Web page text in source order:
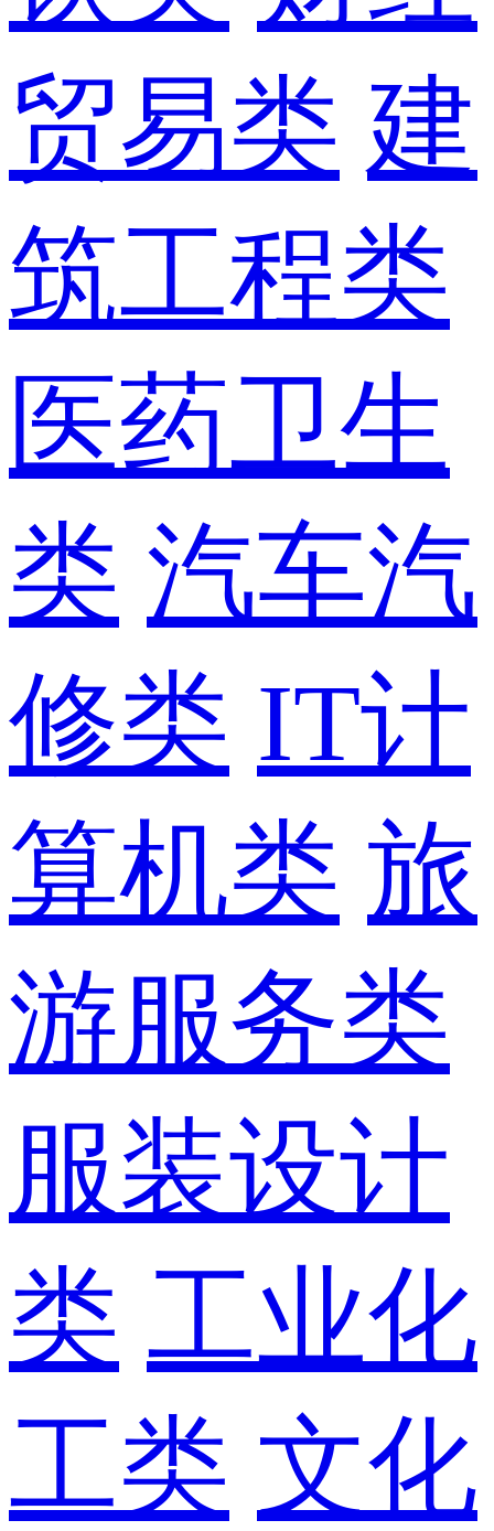
贸易类 建
筑工程类
医药卫生
类 汽车汽
修类 IT计
算机类 旅
游服务类
服装设计
类 工业化
工类 文化